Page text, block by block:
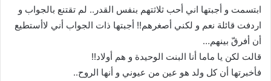
ابتسمت و أجبتها اني أحب ثلاثتهم بنفس القدر.. لم تقتنع بالجواب و
اردفت قائلة نعم و لكني أصغرهم!! أجبتها ذات الجواب أني لاأستطيع
أن أفرقّ بينهم…
قالت لكن يا ماما أنا البنت الوحيدة و هم أولاد!!
فأخبرتها أن كل ولد هو عين من عيوني و أنها الروح..